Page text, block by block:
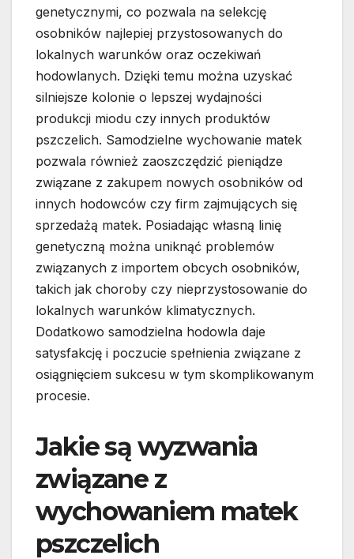
genetycznymi, co pozwala na selekcję
osobników najlepiej przystosowanych do
lokalnych warunków oraz oczekiwań
hodowlanych. Dzięki temu można uzyskać
silniejsze kolonie o lepszej wydajności
produkcji miodu czy innych produktów
pszczelich. Samodzielne wychowanie matek
pozwala również zaoszczędzić pieniądze
związane z zakupem nowych osobników od
innych hodowców czy firm zajmujących się
sprzedażą matek. Posiadając własną linię
genetyczną można uniknąć problemów
związanych z importem obcych osobników,
takich jak choroby czy nieprzystosowanie do
lokalnych warunków klimatycznych.
Dodatkowo samodzielna hodowla daje
satysfakcję i poczucie spełnienia związane z
osiągnięciem sukcesu w tym skomplikowanym
procesie.
Jakie są wyzwania
związane z
wychowaniem matek
pszczelich